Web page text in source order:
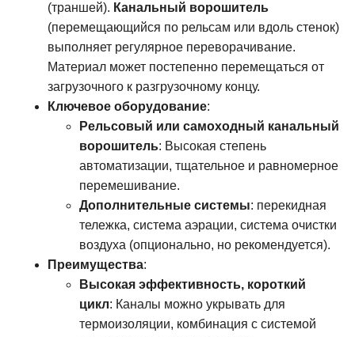
(траншей). Канальный ворошитель
(перемещающийся по рельсам или вдоль стенок)
выполняет регулярное переворачивание.
Материал может постепенно перемещаться от
загрузочного к разгрузочному концу.
Ключевое оборудование:
Рельсовый или самоходный канальный
ворошитель: Высокая степень
автоматизации, тщательное и равномерное
перемешивание.
Дополнительные системы: перекидная
тележка, система аэрации, система очистки
воздуха (опционально, но рекомендуется).
Преимущества:
Высокая эффективность, короткий
цикл: Каналы можно укрывать для
термоизоляции, комбинация с системой